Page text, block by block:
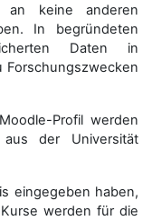
an keine anderen
In begründeten
Daten in
Forschungszwecken
Profil werden
der Universität
eingegeben haben,
werden für die